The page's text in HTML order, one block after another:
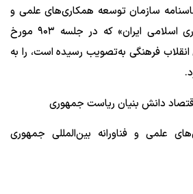
سازمان توسعه همکاری‌های علمی و
فناورانه بین‌المللی جمهوری اسلامی ایران» که در جلسه ۹۰۳ مورخ
عالی انقلاب فرهنگی به‌تصویب رسیده است، را به
دانش بنیان ریاست جمهوری
علمی و فناورانه بین‌المللی جمهوری